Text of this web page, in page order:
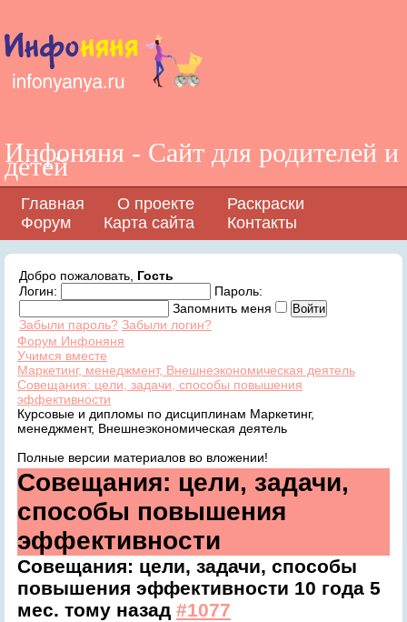
Инфоняня - Сайт для родителей и
детей
Главная О проекте
Раскраски
Форум
Карта сайта Контакты
Добро пожаловать, Гость
Логин:
Пароль:
Запомнить меня
Забыли пароль? Забыли логин?
Форум Инфоняня
Учимся вместе
Маркетинг, менеджмент, Внешнеэкономическая деятель
Совещания: цели, задачи, способы повышения
эффективности
Курсовые и дипломы по дисциплинам Маркетинг,
менеджмент, Внешнеэкономическая деятель
Полные версии материалов во вложении!
Совещания: цели, задачи,
способы повышения
эффективности
Совещания: цели, задачи, способы
повышения эффективности 10 года 5
мес. тому назад #1077